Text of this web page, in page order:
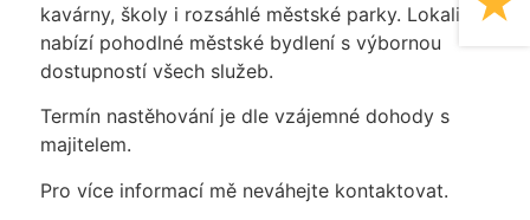
kavárny, školy i rozsáhlé městské parky. Lokalita
nabízí pohodlné městské bydlení s výbornou
dostupností všech služeb.
Termín nastěhování je dle vzájemné dohody s
majitelem.
Pro více informací mě neváhejte kontaktovat.